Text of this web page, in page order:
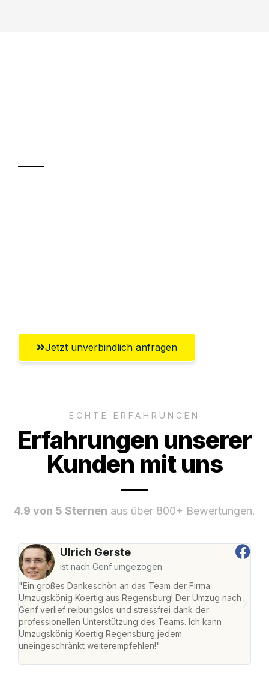
Jetzt unverbindlich anfragen
ECHTE ERFAHRUNGEN
Erfahrungen unserer
Kunden mit uns
4.9 von 5 Sternen aus über 800+ Bewertungen.
Ulrich Gerste
ist nach Genf umgezogen
"Ein großes Dankeschön an das Team der Firma
Umzugskönig Koertig aus Regensburg! Der Umzug nach
Genf verlief reibungslos und stressfrei dank der
professionellen Unterstützung des Teams. Ich kann
Umzugskönig Koertig Regensburg jedem
uneingeschränkt weiterempfehlen!"